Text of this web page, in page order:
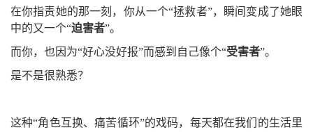
在你指责她的那一刻，你从一个“拯救者”，瞬间变成了她眼
中的又一个“迫害者”。
而你，也因为“好心没好报”而感到自己像个“受害者”。
是不是很熟悉？
这种“角色互换、痛苦循环”的戏码，每天都在我们的生活里